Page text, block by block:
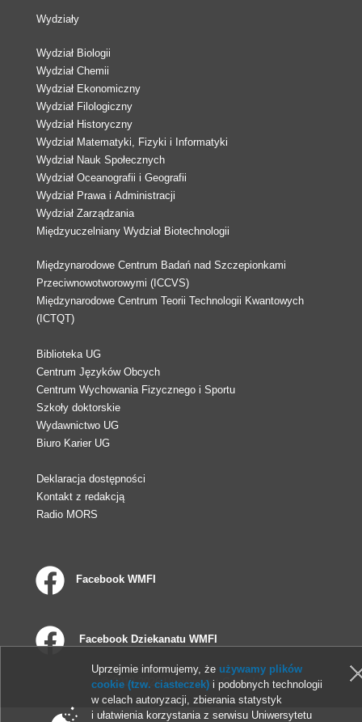
Wydziały
Wydział Biologii
Wydział Chemii
Wydział Ekonomiczny
Wydział Filologiczny
Wydział Historyczny
Wydział Matematyki, Fizyki i Informatyki
Wydział Nauk Społecznych
Wydział Oceanografii i Geografii
Wydział Prawa i Administracji
Wydział Zarządzania
Międzyuczelniany Wydział Biotechnologii
Międzynarodowe Centrum Badań nad Szczepionkami
Przeciwnowotworowymi (ICCVS)
Międzynarodowe Centrum Teorii Technologii Kwantowych
(ICTQT)
Biblioteka UG
Centrum Języków Obcych
Centrum Wychowania Fizycznego i Sportu
Szkoły doktorskie
Wydawnictwo UG
Biuro Karier UG
Deklaracja dostępności
Kontakt z redakcją
Radio MORS
Facebook WMFI
Facebook Dziekanatu WMFI
© 2013-2026 Uniwersytet Gdański
Uprzejmie informujemy, że używamy plików
cookie (tzw. ciasteczek) i podobnych technologii
w celach autoryzacji, zbierania statystyk
i ułatwienia korzystania z serwisu Uniwersytetu